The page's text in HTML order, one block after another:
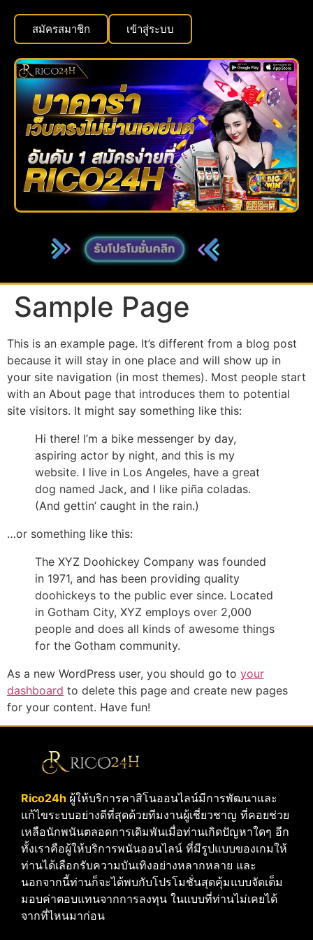
สมัครสมาชิก เข้าสู่ระบบ
Sample Page
This is an example page. It’s different from a blog post
because it will stay in one place and will show up in
your site navigation (in most themes). Most people start
with an About page that introduces them to potential
site visitors. It might say something like this:
Hi there! I’m a bike messenger by day,
aspiring actor by night, and this is my
website. I live in Los Angeles, have a great
dog named Jack, and I like piña coladas.
(And gettin’ caught in the rain.)
…or something like this:
The XYZ Doohickey Company was founded
in 1971, and has been providing quality
doohickeys to the public ever since. Located
in Gotham City, XYZ employs over 2,000
people and does all kinds of awesome things
for the Gotham community.
As a new WordPress user, you should go to your
dashboard to delete this page and create new pages
for your content. Have fun!
Rico24h ผู้ให้บริการคาสิโนออนไลน์มีการพัฒนาและ
แก้ไขระบบอย่างดีที่สุดด้วยทีมงานผู้เชี่ยวชาญ ที่คอยช่วย
เหลือนักพนันตลอดการเดิมพันเมื่อท่านเกิดปัญหาใดๆ อีก
ทั้งเราคือผู้ให้บริการพนันออนไลน์ ที่มีรูปแบบของเกมให้
ท่านได้เลือกรับความบันเทิงอย่างหลากหลาย และ
นอกจากนี้ท่านก็จะได้พบกับโปรโมชั่นสุดคุ้มแบบจัดเต็ม
มอบค่าตอบแทนจากการลงทุน ในแบบที่ท่านไม่เคยได้
จากที่ไหนมาก่อน